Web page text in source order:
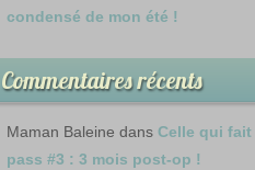
condensé de mon été !
Commentaires récents
Maman Baleine dans Celle qui
pass #3 : 3 mois post-op !